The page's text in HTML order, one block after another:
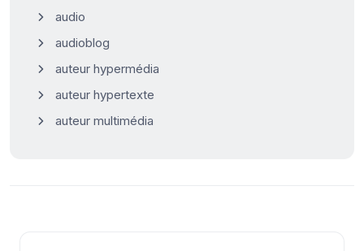
audio
audioblog
auteur hypermédia
auteur hypertexte
auteur multimédia